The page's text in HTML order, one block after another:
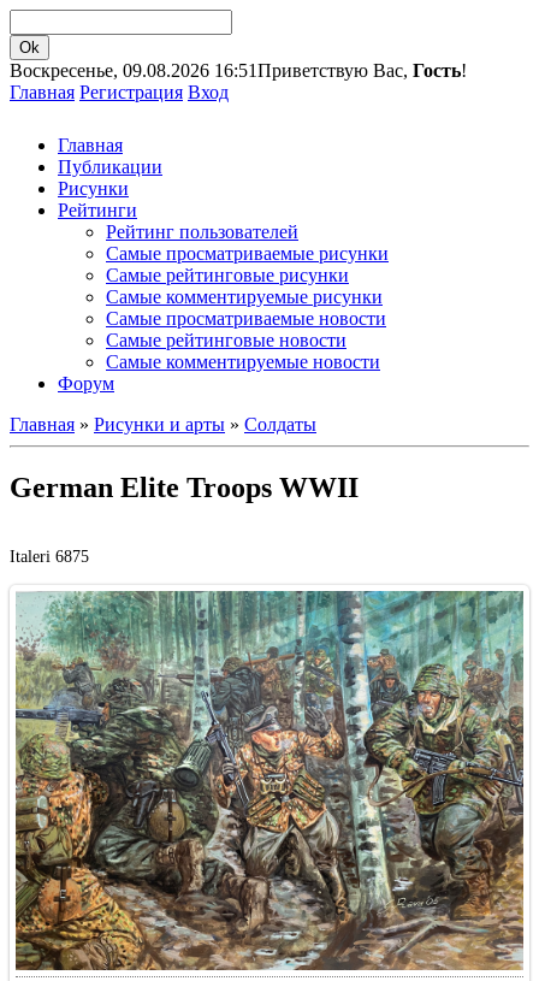
Воскресенье, 09.08.2026 16:51Приветствую Вас, Гость!
Главная Регистрация Вход
Главная
Публикации
Рисунки
Рейтинги
Рейтинг пользователей
Самые просматриваемые рисунки
Самые рейтинговые рисунки
Самые комментируемые рисунки
Самые просматриваемые новости
Самые рейтинговые новости
Самые комментируемые новости
Форум
Главная » Рисунки и арты » Солдаты
German Elite Troops WWII
Italeri 6875